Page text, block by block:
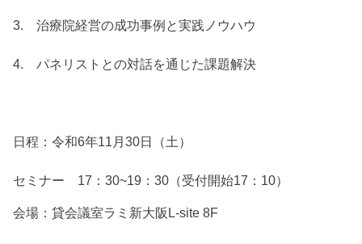
3. 治療院経営の成功事例と実践ノウハウ
4. パネリストとの対話を通じた課題解決
日程：令和6年11月30日（土）
セミナー 17：30~19：30（受付開始17：10）
会場：貸会議室ラミ新大阪L-site 8F